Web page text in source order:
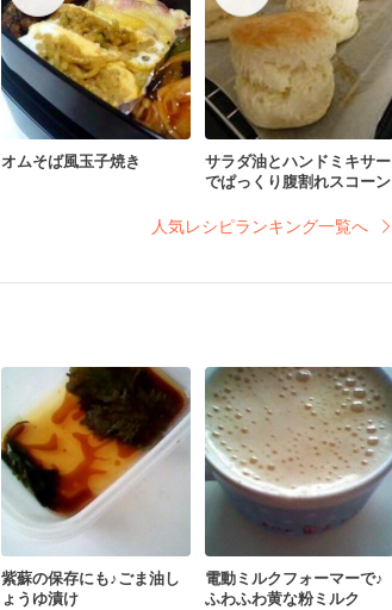
オムそば風玉子焼き
サラダ油とハンドミキサー
でぱっくり腹割れスコーン
人気レシピランキング一覧へ
紫蘇の保存にも♪ごま油し
ょうゆ漬け
電動ミルクフォーマーで♪
ふわふわ黄な粉ミルク